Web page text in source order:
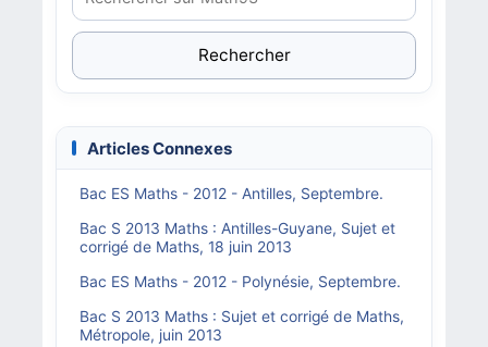
Rechercher
Articles Connexes
Bac ES Maths - 2012 - Antilles, Septembre.
Bac S 2013 Maths : Antilles-Guyane, Sujet et
corrigé de Maths, 18 juin 2013
Bac ES Maths - 2012 - Polynésie, Septembre.
Bac S 2013 Maths : Sujet et corrigé de Maths,
Métropole, juin 2013